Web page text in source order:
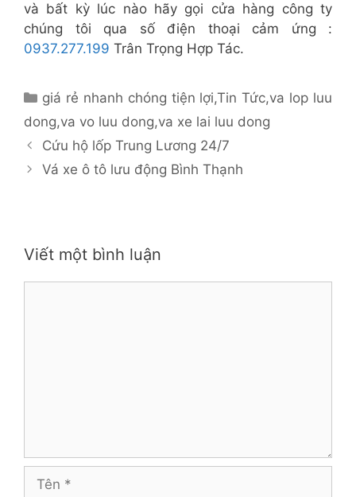
và bất kỳ lúc nào hãy gọi cửa hàng công ty
chúng tôi qua số điện thoại cảm ứng :
0937.277.199 Trân Trọng Hợp Tác.
Danh
mục
giá rẻ nhanh chóng tiện lợi,Tin Tức,va lop luu
dong,va vo luu dong,va xe lai luu dong
Cứu hộ lốp Trung Lương 24/7
Vá xe ô tô lưu động Bình Thạnh
Viết một bình luận
Tên